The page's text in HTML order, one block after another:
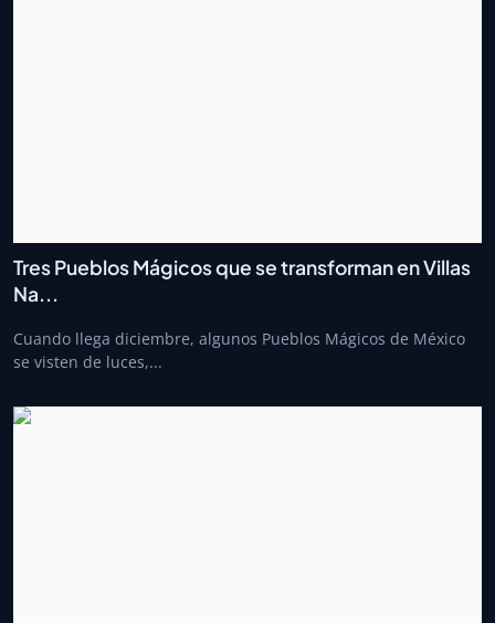
Tres Pueblos Mágicos que se transforman en Villas
Na...
Cuando llega diciembre, algunos Pueblos Mágicos de México
se visten de luces,...